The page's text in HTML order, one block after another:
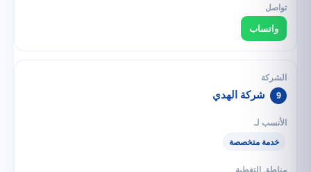
واتساب
9 شركة الهدي
خدمة متخصصة